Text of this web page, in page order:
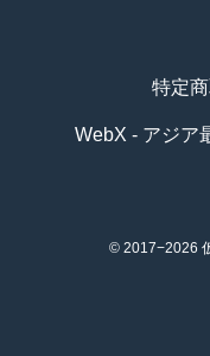
特定
WebX - アジア
© 2017−2026